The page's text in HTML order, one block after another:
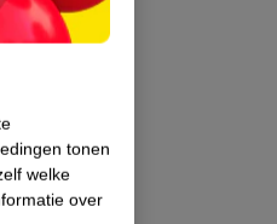
tonen
welke
over